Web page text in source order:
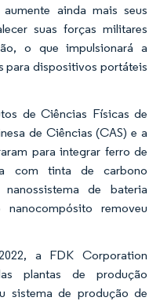
ainda mais seus
suas forças militares
o que impulsionará a
para dispositivos portáteis
de Ciências Físicas de
de Ciências (CAS) e a
para integrar ferro de
com tinta de carbono
de bateria
removeu
a FDK Corporation
plantas de produção
sistema de produção de